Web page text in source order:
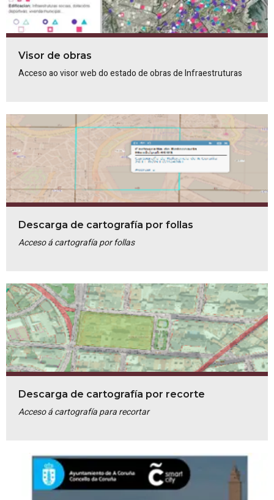
Visor de obras
Acceso ao visor web do estado de obras de Infraestruturas
Descarga de cartografía por follas
Acceso á cartografía por follas
Descarga de cartografía por recorte
Acceso á cartografía para recortar